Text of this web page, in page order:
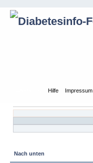
Hilfe Impressum
Nach unten